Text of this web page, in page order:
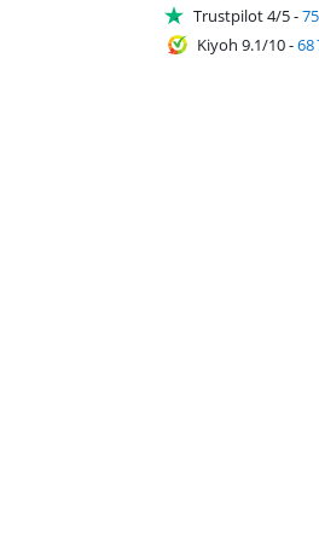
Trustpilot 4/5-
Kiyoh 9.1/10-68